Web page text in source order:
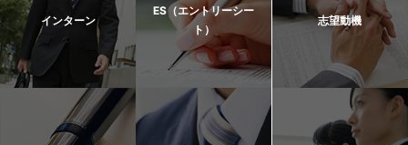
インターン
ES（エントリーシー
ト）
志望動機